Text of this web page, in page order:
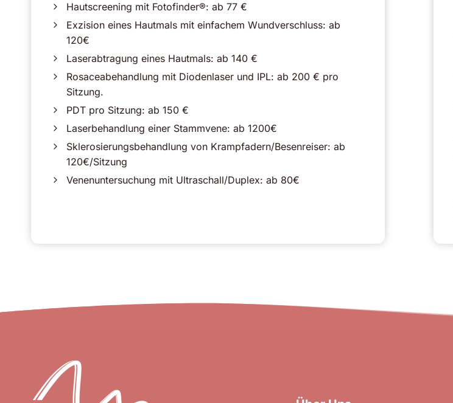
Hautscreening mit Fotofinder®: ab 77 €
Exzision eines Hautmals mit einfachem Wundverschluss: ab
120€
Laserabtragung eines Hautmals: ab 140 €
Rosaceabehandlung mit Diodenlaser und IPL: ab 200 € pro
Sitzung.
PDT pro Sitzung: ab 150 €
Laserbehandlung einer Stammvene: ab 1200€
Sklerosierungsbehandlung von Krampfadern/Besenreiser: ab
120€/Sitzung
Venenuntersuchung mit Ultraschall/Duplex: ab 80€